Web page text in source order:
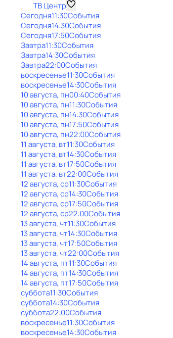
ТВ Центр
Сегодня11:30События
Сегодня14:30События
Сегодня17:50События
Завтра11:30События
Завтра14:30События
Завтра22:00События
воскресенье11:30События
воскресенье14:30События
10 августа, пн00:40События
10 августа, пн11:30События
10 августа, пн14:30События
10 августа, пн17:50События
10 августа, пн22:00События
11 августа, вт11:30События
11 августа, вт14:30События
11 августа, вт17:50События
11 августа, вт22:00События
12 августа, ср11:30События
12 августа, ср14:30События
12 августа, ср17:50События
12 августа, ср22:00События
13 августа, чт11:30События
13 августа, чт14:30События
13 августа, чт17:50События
13 августа, чт22:00События
14 августа, пт11:30События
14 августа, пт14:30События
14 августа, пт17:50События
суббота11:30События
суббота14:30События
суббота22:00События
воскресенье11:30События
воскресенье14:30События